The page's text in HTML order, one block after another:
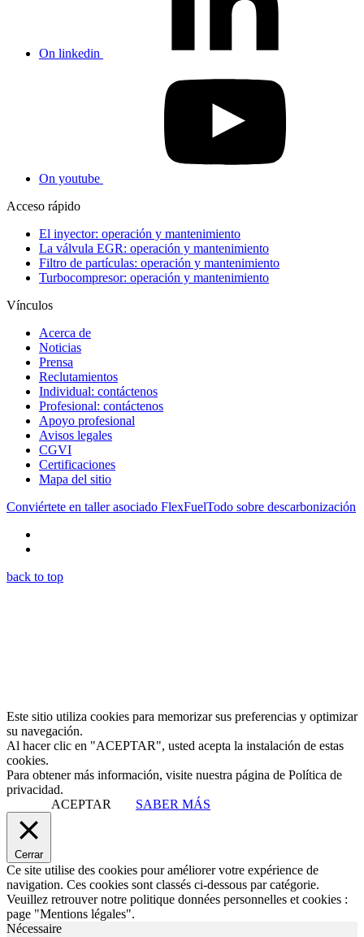
On linkedin
On youtube
Acceso rápido
El inyector: operación y mantenimiento
La válvula EGR: operación y mantenimiento
Filtro de partículas: operación y mantenimiento
Turbocompresor: operación y mantenimiento
Vínculos
Acerca de
Noticias
Prensa
Reclutamientos
Individual: contáctenos
Profesional: contáctenos
Apoyo profesional
Avisos legales
CGVI
Certificaciones
Mapa del sitio
Conviértete en taller asociado FlexFuelTodo sobre descarbonización
back to top
Este sitio utiliza cookies para memorizar sus preferencias y optimizar
su navegación.
Al hacer clic en "ACEPTAR", usted acepta la instalación de estas
cookies.
Para obtener más información, visite nuestra página de Política de
privacidad.
ACEPTAR
SABER MÁS
Cerrar
Ce site utilise des cookies pour améliorer votre expérience de
navigation. Ces cookies sont classés ci-dessous par catégorie.
Veuillez retrouver notre politique données personnelles et cookies :
page "Mentions légales".
Nécessaire